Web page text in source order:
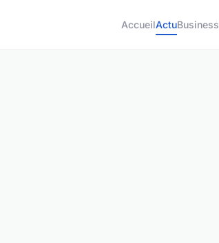
AccueilActuBusiness